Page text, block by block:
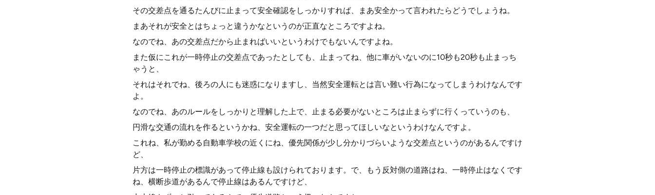
その交差点を通るたんびに止まって安全確認をしっかりすれば、まあ安全かって言われたらどうでしょうね。
まあそれが安全とはちょっと違うかなというのが正直なところですよね。
なのでね、あの交差点だから止まればいいというわけでもないんですよね。
また仮にこれが一時停止の交差点であったとしても、止まってね、他に車がいないのに10秒も20秒も止まっち
ゃうと、
それはそれでね、後ろの人にも迷惑になりますし、当然安全運転とは言い難い行為になってしまうわけなんです
よ。
なのでね、あのルールをしっかりと理解した上で、止まる必要がないところは止まらずに行くっていうのも、
円滑な交通の流れを作るというかね、安全運転の一つだと思ってほしいなというわけなんですよ。
これね、私が勤める自動車学校の近くにね、優先関係が少し分かりづらいような交差点というのがあるんですけ
ど、
片方は一時停止の標識があって停止線も設けられております。で、もう反対側の道路はね、一時停止はなくです
ね、横断歩道があるんで停止線はあるんですけど、